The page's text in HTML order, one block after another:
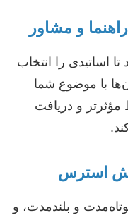
و مشاور
اساتیدی را انتخاب
با موضوع شما
مؤثرتر و دریافت
استرس
و بلندمدت، و